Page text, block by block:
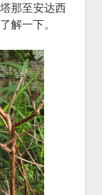
那至安达西
解一下。